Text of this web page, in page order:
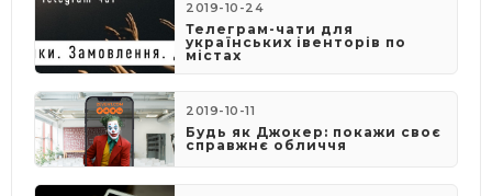
2019-10-24
Телеграм-чати для
українських івенторів по
містах
2019-10-11
Будь як Джокер: покажи своє
справжнє обличчя